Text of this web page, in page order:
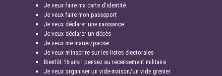
Je veux faire ma carte d'identité
Je veux faire mon passeport
Je veux déclarer une naissance
Je veux déclarer un décès
Je veux me marier/pacser
Je veux m'inscrire sur les listes électorales
Bientôt 16 ans ! pensez au recensement militaire
Je veux organiser un vide-maison/un vide grenier